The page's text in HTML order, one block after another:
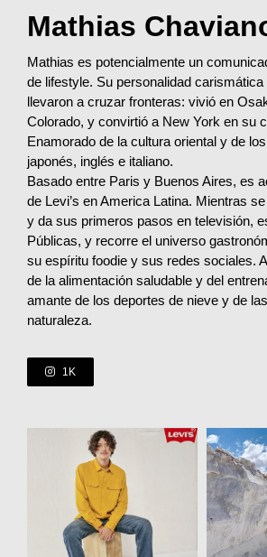
Mathias
Mathias es potencialmente un
de lifestyle. Su personalidad
llevaron a cruzar fronteras: vivió en
Colorado, y convirtió a New York en su
Enamorado de la cultura oriental y de
japonés, inglés e italiano.
Basado entre Paris y Buenos Aires, es
de Levi’s en America Latina. Mientras
y da sus primeros pasos en televisión,
Públicas, y recorre el universo
su espíritu foodie y sus redes sociales.
de la alimentación saludable y del
amante de los deportes de nieve y de
naturaleza.
1K